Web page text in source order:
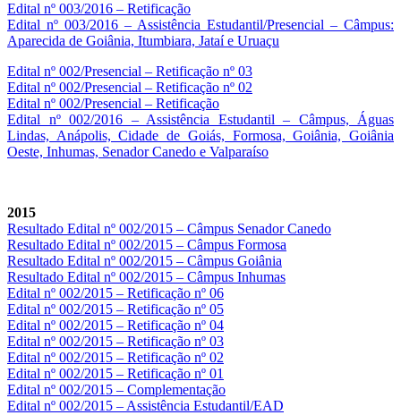
Edital nº 003/2016 – Retificação
Edital nº 003/2016 – Assistência Estudantil/Presencial – Câmpus:
Aparecida de Goiânia, Itumbiara, Jataí e Uruaçu
Edital nº 002/Presencial – Retificação nº 03
Edital nº 002/Presencial – Retificação nº 02
Edital nº 002/Presencial – Retificação
Edital nº 002/2016 – Assistência Estudantil – Câmpus, Águas
Lindas, Anápolis, Cidade de Goiás, Formosa, Goiânia, Goiânia
Oeste, Inhumas, Senador Canedo e Valparaíso
2015
Resultado Edital nº 002/2015 – Câmpus Senador Canedo
Resultado Edital nº 002/2015 – Câmpus Formosa
Resultado Edital nº 002/2015 – Câmpus Goiânia
Resultado Edital nº 002/2015 – Câmpus Inhumas
Edital nº 002/2015 – Retificação nº 06
Edital nº 002/2015 – Retificação nº 05
Edital nº 002/2015 – Retificação nº 04
Edital nº 002/2015 – Retificação nº 03
Edital nº 002/2015 – Retificação nº 02
Edital nº 002/2015 – Retificação nº 01
Edital nº 002/2015 – Complementação
Edital nº 002/2015 – Assistência Estudantil/EAD